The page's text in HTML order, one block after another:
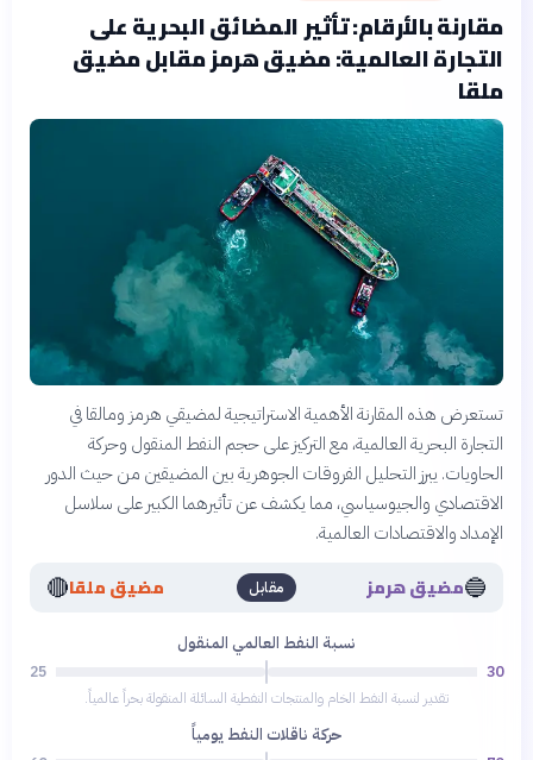
مقارنة بالأرقام: تأثير المضائق البحرية على
التجارة العالمية: مضيق هرمز مقابل مضيق
ملقا
تستعرض هذه المقارنة الأهمية الاستراتيجية لمضيقي هرمز ومالقا في
التجارة البحرية العالمية، مع التركيز على حجم النفط المنقول وحركة
الحاويات. يبرز التحليل الفروقات الجوهرية بين المضيقين من حيث الدور
الاقتصادي والجيوسياسي، مما يكشف عن تأثيرهما الكبير على سلاسل
الإمداد والاقتصادات العالمية.
🔵مضيق هرمز مقابل مضيق ملقا🔴
نسبة النفط العالمي المنقول
30
25
تقدير لنسبة النفط الخام والمنتجات النفطية السائلة المنقولة بحراً عالمياً.
حركة ناقلات النفط يومياً